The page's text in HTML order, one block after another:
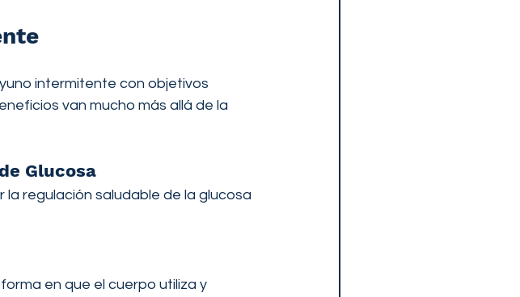
intermitente con objetivos
van mucho más allá de la
Glucosa
regulación saludable de la glucosa
en que el cuerpo utiliza y